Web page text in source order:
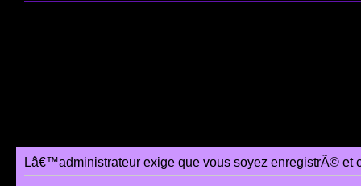
Lâ€™administrateur exige que vous soyez enregistrÃ© et